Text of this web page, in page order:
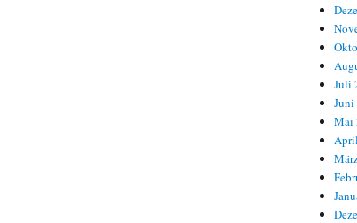
Juli
Juni
Mai